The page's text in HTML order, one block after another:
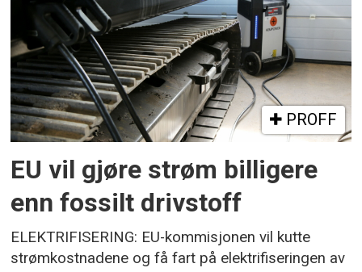
PROFF
EU vil gjøre strøm billigere
enn fossilt drivstoff
ELEKTRIFISERING: EU-kommisjonen vil kutte
strømkostnadene og få fart på elektrifiseringen av